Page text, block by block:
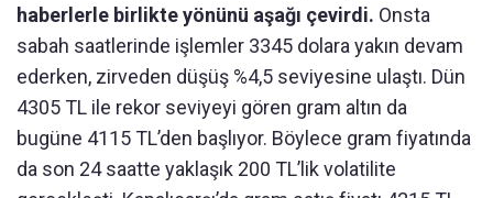
haberlerle birlikte yönünü aşağı çevirdi. Onsta
sabah saatlerinde işlemler 3345 dolara yakın devam
ederken, zirveden düşüş %4,5 seviyesine ulaştı. Dün
4305 TL ile rekor seviyeyi gören gram altın da
bugüne 4115 TL’den başlıyor. Böylece gram fiyatında
da son 24 saatte yaklaşık 200 TL’lik volatilite